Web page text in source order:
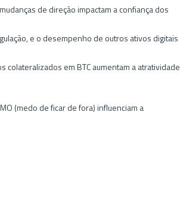
de direção impactam a confiança dos
e o desempenho de outros ativos digitais
colateralizados em BTC aumentam a atratividade
(medo de ficar de fora) influenciam a